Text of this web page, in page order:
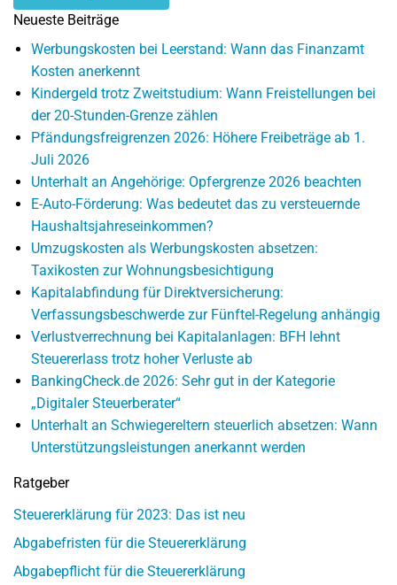
Neueste Beiträge
Werbungskosten bei Leerstand: Wann das Finanzamt
Kosten anerkennt
Kindergeld trotz Zweitstudium: Wann Freistellungen bei
der 20-Stunden-Grenze zählen
Pfändungsfreigrenzen 2026: Höhere Freibeträge ab 1.
Juli 2026
Unterhalt an Angehörige: Opfergrenze 2026 beachten
E-Auto-Förderung: Was bedeutet das zu versteuernde
Haushaltsjahreseinkommen?
Umzugskosten als Werbungskosten absetzen:
Taxikosten zur Wohnungsbesichtigung
Kapitalabfindung für Direktversicherung:
Verfassungsbeschwerde zur Fünftel-Regelung anhängig
Verlustverrechnung bei Kapitalanlagen: BFH lehnt
Steuererlass trotz hoher Verluste ab
BankingCheck.de 2026: Sehr gut in der Kategorie
„Digitaler Steuerberater“
Unterhalt an Schwiegereltern steuerlich absetzen: Wann
Unterstützungsleistungen anerkannt werden
Ratgeber
Steuererklärung für 2023: Das ist neu
Abgabefristen für die Steuererklärung
Abgabepflicht für die Steuererklärung